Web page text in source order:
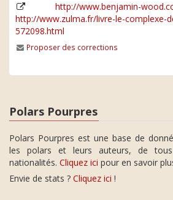
http://www.benjamin-
http://www.zulma.fr/livre-le-complexe-
572098.html
Proposer des corrections
Polars Pourpres
Polars Pourpres est une base de
les polars et leurs auteurs, de
nationalités. Cliquez ici pour en savoir
Envie de stats ? Cliquez ici !